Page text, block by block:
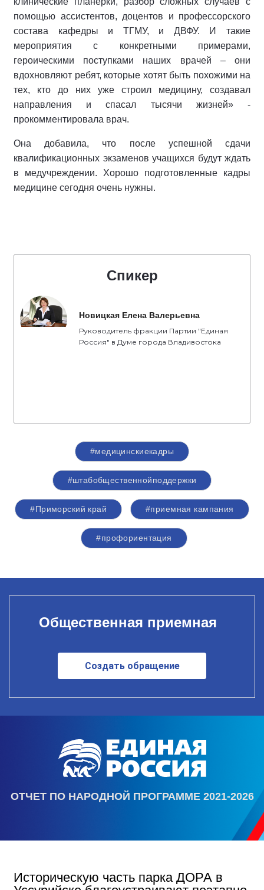
помощью ассистентов, доцентов и профессорского
состава кафедры и ТГМУ, и ДВФУ. И такие
мероприятия с конкретными примерами,
героическими поступками наших врачей – они
вдохновляют ребят, которые хотят быть похожими на
тех, кто до них уже строил медицину, создавал
направления и спасал тысячи жизней» -
прокомментировала врач.
Она добавила, что после успешной сдачи
квалификационных экзаменов учащихся будут ждать
в медучреждении. Хорошо подготовленные кадры
медицине сегодня очень нужны.
Спикер
Новицкая Елена Валерьевна
Руководитель фракции Партии "Единая
Россия" в Думе города Владивостока
#медицинскиекадры
#штабобщественнойподдержки
#Приморский край #приемная кампания
#профориентация
Общественная приемная
Создать обращение
ОТЧЕТ ПО НАРОДНОЙ ПРОГРАММЕ 2021-2026
Историческую часть парка ДОРА в